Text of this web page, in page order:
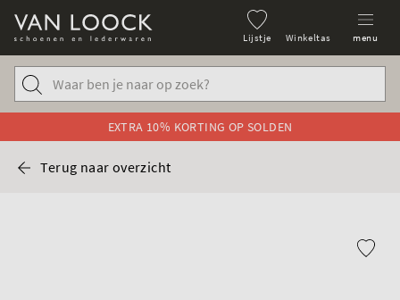
Lijstje Winkeltas menu
EXTRA 10% KORTING OP SOLDEN
Terug naar overzicht